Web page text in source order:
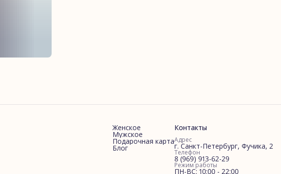
Женское
Мужское
Подарочная карта
Блог
Контакты
Адрес
г. Санкт-Петербург, Фучика, 2
Телефон
8 (969) 913-62-29
Режим работы
ПН-ВС: 10:00 - 22:00